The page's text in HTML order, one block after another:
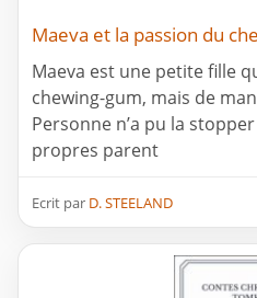
Maeva et la passion du
Maeva est une petite fille
chewing-gum, mais de
Personne n’a pu la
propres parent
Ecrit par D. STEELAND